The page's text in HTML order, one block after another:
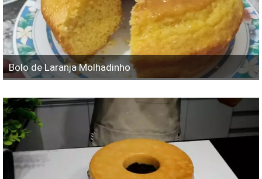
Bolo de Laranja Molhadinho